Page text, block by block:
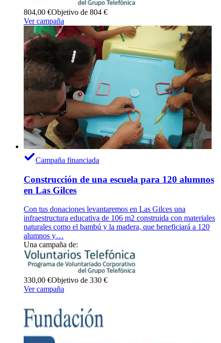
804,00 €Objetivo de 804 €
Ver campaña
Campaña financiada
Construcción de una escuela para 120 alumnos
en Las Gilces
Con tus donaciones levantaremos en Las Gilces una
infraestructura educativa de 106 m2 construida con materiales
naturales como el bambú y la madera, que beneficiará a 120
alumnos y…
Una campaña de:
330,00 €Objetivo de 330 €
Ver campaña